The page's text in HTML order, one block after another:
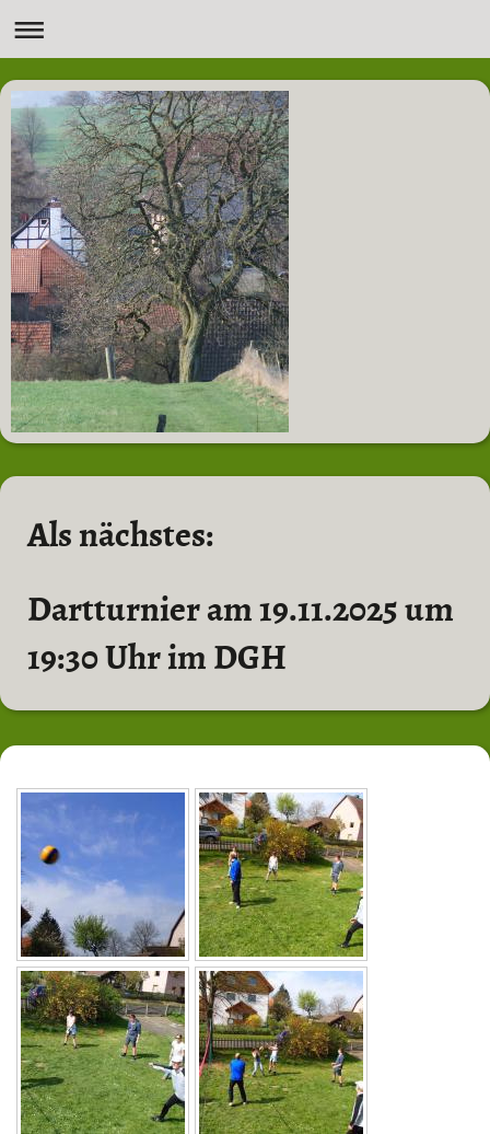
Als nächstes:
Dartturnier am 19.11.2025 um
19:30 Uhr im DGH